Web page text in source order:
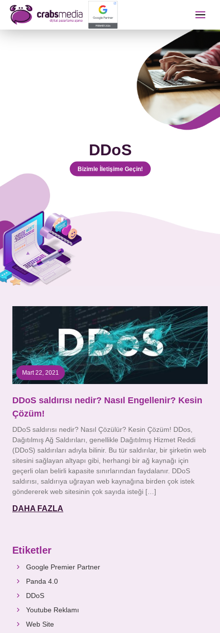
DDoS
Bizimle İletişime Geçin!
Mart 22, 2021
DDoS saldırısı nedir? Nasıl Engellenir? Kesin
Çözüm!
DDoS saldırısı nedir? Nasıl Çözülür? Kesin Çözüm! DDos,
Dağıtılmış Ağ Saldırıları, genellikle Dağıtılmış Hizmet Reddi
(DDoS) saldırıları adıyla bilinir. Bu tür saldırılar, bir şirketin web
sitesini sağlayan altyapı gibi, herhangi bir ağ kaynağı için
geçerli olan belirli kapasite sınırlarından faydalanır. DDoS
saldırısı, saldırıya uğrayan web kaynağına birden çok istek
göndererek web sitesinin çok sayıda isteği […]
DAHA FAZLA
Etiketler
Google Premier Partner
Panda 4.0
DDoS
Youtube Reklamı
Web Site
İletişime Geçip Teklinizi
Almak İstediğiniz Hizmet
Mesajınız